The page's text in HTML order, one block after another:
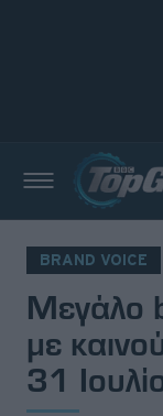
BRAND VOICE
Μεγάλο
με
31
Νέα
Δοκιμές
Electric
Motorsport